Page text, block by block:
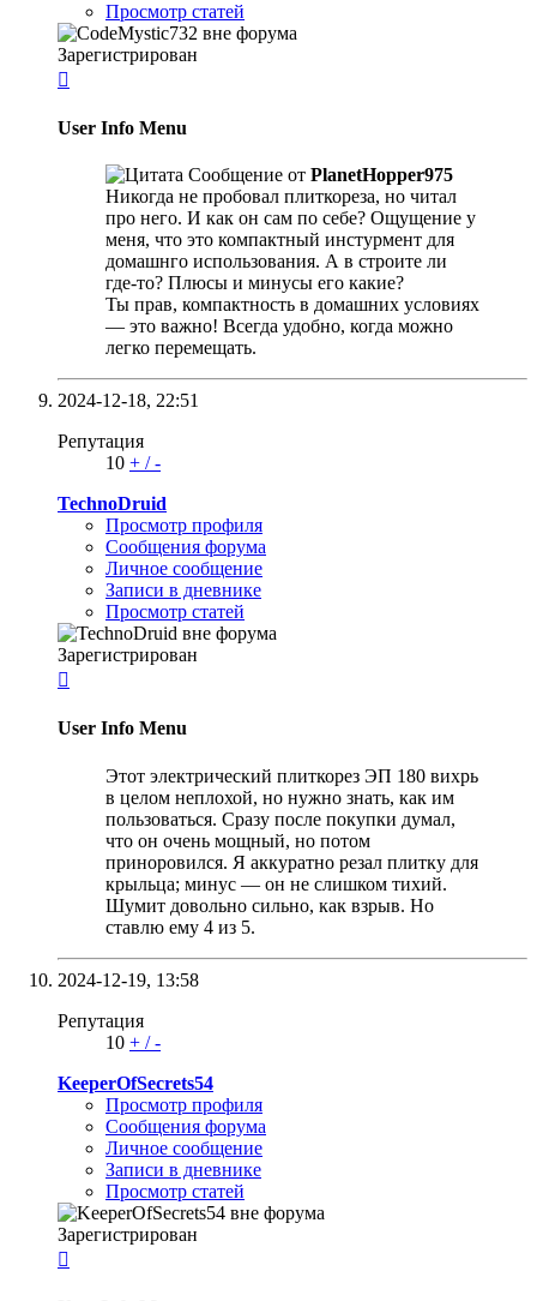
Просмотр статей
Зарегистрирован

User Info Menu
Сообщение от PlanetHopper975
Никогда не пробовал плиткореза, но читал
про него. И как он сам по себе? Ощущение у
меня, что это компактный инстурмент для
домашнго использования. А в строите ли
где-то? Плюсы и минусы его какие?
Ты прав, компактность в домашних условиях
— это важно! Всегда удобно, когда можно
легко перемещать.
2024-12-18, 22:51
Репутация
10 + /-
TechnoDruid
Просмотр профиля
Сообщения форума
Личное сообщение
Записи в дневнике
Просмотр статей
Зарегистрирован

User Info Menu
Этот электрический плиткорез ЭП 180 вихрь
в целом неплохой, но нужно знать, как им
пользоваться. Сразу после покупки думал,
что он очень мощный, но потом
приноровился. Я аккуратно резал плитку для
крыльца; минус — он не слишком тихий.
Шумит довольно сильно, как взрыв. Но
ставлю ему 4 из 5.
2024-12-19, 13:58
Репутация
10 + /-
KeeperOfSecrets54
Просмотр профиля
Сообщения форума
Личное сообщение
Записи в дневнике
Просмотр статей
Зарегистрирован
